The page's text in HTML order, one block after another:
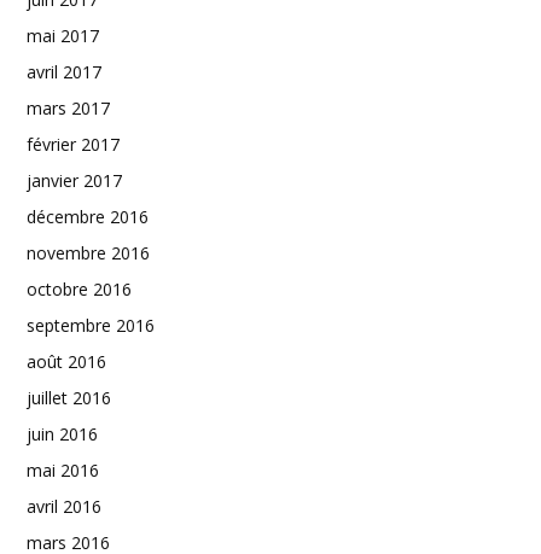
mai 2017
avril 2017
mars 2017
février 2017
janvier 2017
décembre 2016
novembre 2016
octobre 2016
septembre 2016
août 2016
juillet 2016
juin 2016
mai 2016
avril 2016
mars 2016